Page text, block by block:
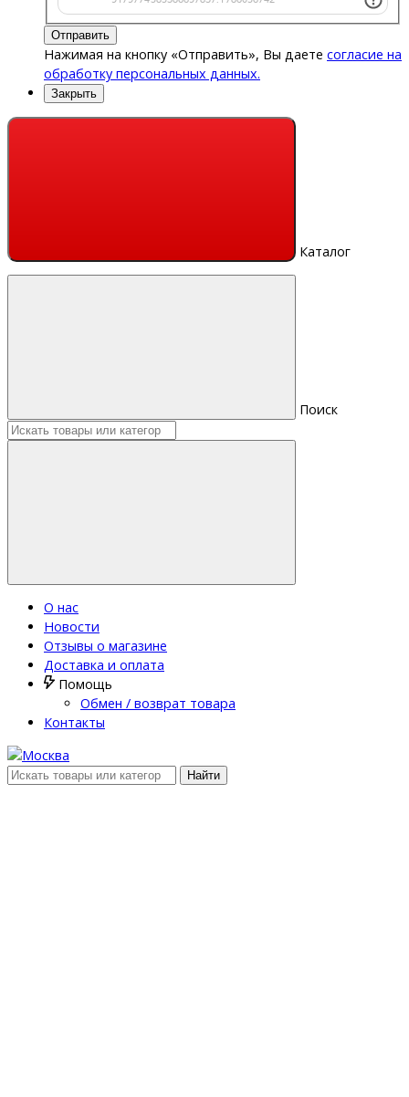
Отправить
Нажимая на кнопку «Отправить», Вы даете согласие на
обработку персональных данных.
Закрыть
Каталог
Поиск
О нас
Новости
Отзывы о магазине
Доставка и оплата
Помощь
Обмен / возврат товара
Контакты
Найти